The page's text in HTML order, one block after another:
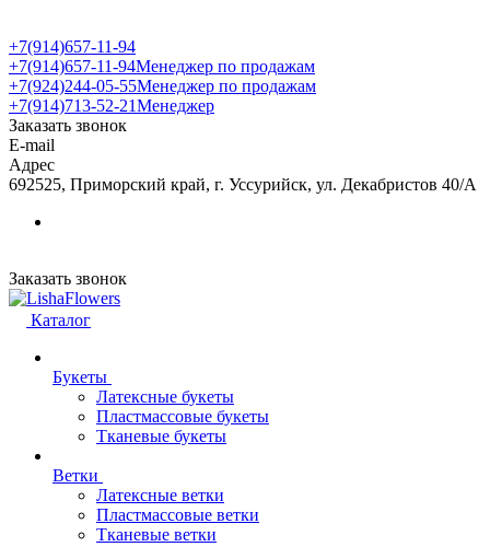
+7(914)657-11-94
+7(914)657-11-94Менеджер по продажам
+7(924)244-05-55Менеджер по продажам
+7(914)713-52-21Менеджер
Заказать звонок
E-mail
Адрес
692525, Приморский край, г. Уссурийск, ул. Декабристов 40/А
Заказать звонок
Каталог
Букеты
Латексные букеты
Пластмассовые букеты
Тканевые букеты
Ветки
Латексные ветки
Пластмассовые ветки
Тканевые ветки